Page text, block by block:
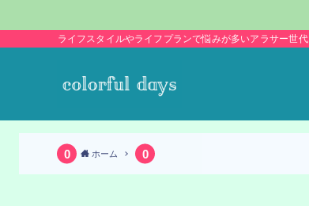
ライフスタイルやライフプランで悩みが多いアラサー世
ホーム